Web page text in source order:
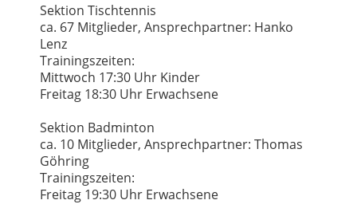
Sektion Tischtennis
ca. 67 Mitglieder, Ansprechpartner: Hanko
Lenz
Trainingszeiten:
Mittwoch 17:30 Uhr Kinder
Freitag 18:30 Uhr Erwachsene
Sektion Badminton
ca. 10 Mitglieder, Ansprechpartner: Thomas
Göhring
Trainingszeiten:
Freitag 19:30 Uhr Erwachsene